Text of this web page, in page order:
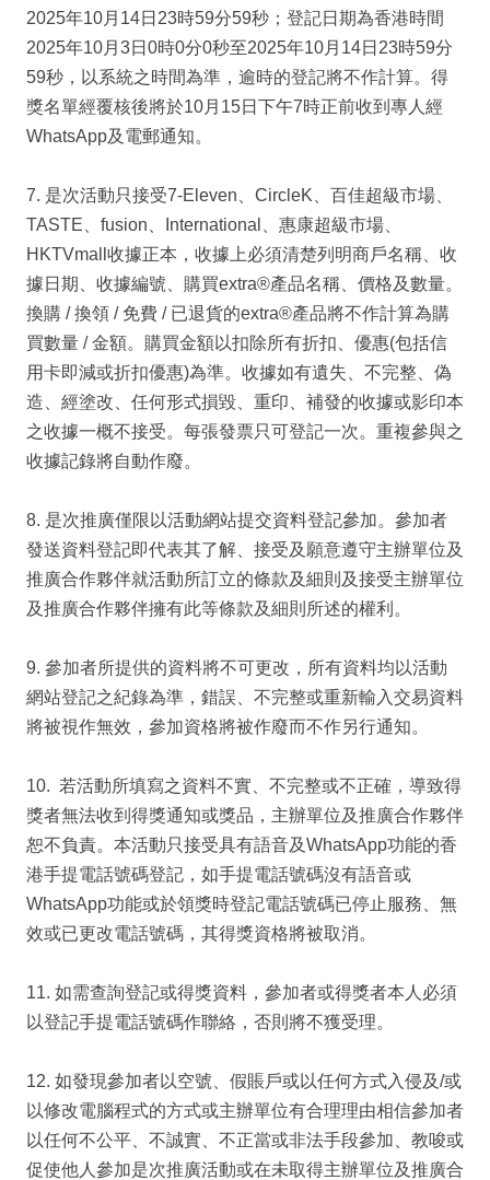
2025年10月14日23時59分59秒；登記日期為香港時間
2025年10月3日0時0分0秒至2025年10月14日23時59分
59秒，以系統之時間為準，逾時的登記將不作計算。得
獎名單經覆核後將於10月15日下午7時正前收到專人經
WhatsApp及電郵通知。
7. 是次活動只接受7-Eleven、CircleK、百佳超級市場、
TASTE、fusion、International、惠康超級市場、
HKTVmall收據正本，收據上必須清楚列明商戶名稱、收
據日期、收據編號、購買extra®產品名稱、價格及數量。
換購 / 換領 / 免費 / 已退貨的extra®產品將不作計算為購
買數量 / 金額。購買金額以扣除所有折扣、優惠(包括信
用卡即減或折扣優惠)為準。收據如有遺失、不完整、偽
造、經塗改、任何形式損毀、重印、補發的收據或影印本
之收據一概不接受。每張發票只可登記一次。重複參與之
收據記錄將自動作廢。
8. 是次推廣僅限以活動網站提交資料登記參加。參加者
發送資料登記即代表其了解、接受及願意遵守主辦單位及
推廣合作夥伴就活動所訂立的條款及細則及接受主辦單位
及推廣合作夥伴擁有此等條款及細則所述的權利。
9. 參加者所提供的資料將不可更改，所有資料均以活動
網站登記之紀錄為準，錯誤、不完整或重新輸入交易資料
將被視作無效，參加資格將被作廢而不作另行通知。
10. 若活動所填寫之資料不實、不完整或不正確，導致得
獎者無法收到得獎通知或獎品，主辦單位及推廣合作夥伴
恕不負責。本活動只接受具有語音及WhatsApp功能的香
港手提電話號碼登記，如手提電話號碼沒有語音或
WhatsApp功能或於領獎時登記電話號碼已停止服務、無
效或已更改電話號碼，其得獎資格將被取消。
11. 如需查詢登記或得獎資料，參加者或得獎者本人必須
以登記手提電話號碼作聯絡，否則將不獲受理。
12. 如發現參加者以空號、假賬戶或以任何方式入侵及/或
以修改電腦程式的方式或主辦單位有合理理由相信參加者
以任何不公平、不誠實、不正當或非法手段參加、教唆或
促使他人參加是次推廣活動或在未取得主辦單位及推廣合